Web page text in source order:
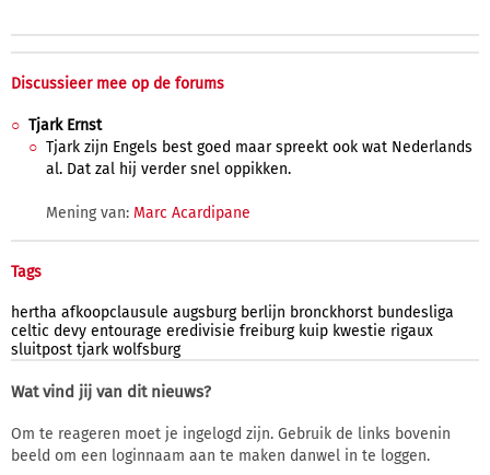
Discussieer mee op de forums
Tjark Ernst
Tjark zijn Engels best goed maar spreekt ook wat Nederlands
al. Dat zal hij verder snel oppikken.
Mening van: Marc Acardipane
Tags
hertha afkoopclausule augsburg berlijn bronckhorst bundesliga
celtic devy entourage eredivisie freiburg kuip kwestie rigaux
sluitpost tjark wolfsburg
Wat vind jij van dit nieuws?
Om te reageren moet je ingelogd zijn. Gebruik de links bovenin
beeld om een loginnaam aan te maken danwel in te loggen.